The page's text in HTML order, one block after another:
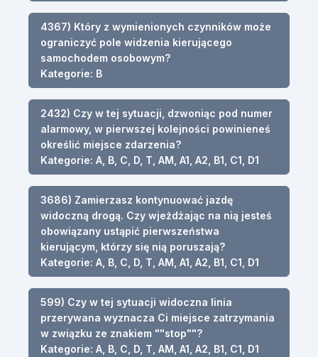
4367) Który z wymienionych czynników może
ograniczyć pole widzenia kierującego
samochodem osobowym?
Kategorie: B
2432) Czy w tej sytuacji, dzwoniąc pod numer
alarmowy, w pierwszej kolejności powinieneś
określić miejsce zdarzenia?
Kategorie: A, B, C, D, T, AM, A1, A2, B1, C1, D1
3686) Zamierzasz kontynuować jazdę
widoczną drogą. Czy wjeżdżając na nią jesteś
obowiązany ustąpić pierwszeństwa
kierującym, którzy się nią poruszają?
Kategorie: A, B, C, D, T, AM, A1, A2, B1, C1, D1
599) Czy w tej sytuacji widoczna linia
przerywana wyznacza Ci miejsce zatrzymania
w związku ze znakiem ""stop""?
Kategorie: A, B, C, D, T, AM, A1, A2, B1, C1, D1